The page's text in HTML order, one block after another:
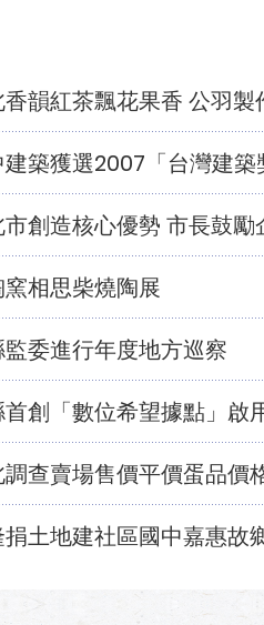
韻紅茶飄花果香 公羽
築獲選2007「台灣建築
創造核心優勢 市長鼓勵
相思柴燒陶展
委進行年度地方巡察
創「數位希望據點」啟
查賣場售價平價蛋品價
土地建社區國中嘉惠故